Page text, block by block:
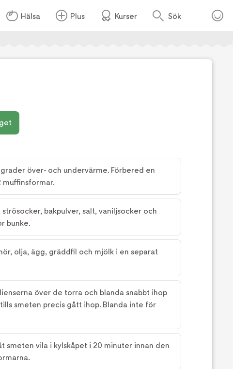
Hälsa Plus Kurser Sök
Foto:TV4
över- och undervärme. Förbered en
muffinsformar.
bakpulver, salt, vaniljsocker och
bunke.
olja, ägg, gräddfil och mjölk i en separat
över de torra och blanda snabbt ihop
smeten precis gått ihop. Blanda inte för
smeten vila i kylskåpet i 20 minuter innan den